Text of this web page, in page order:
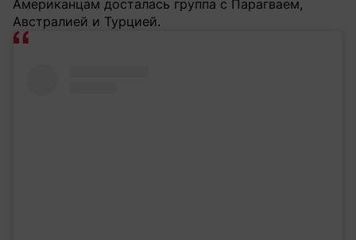
Американцам досталась группа с Парагваем,
Австралией и Турцией.